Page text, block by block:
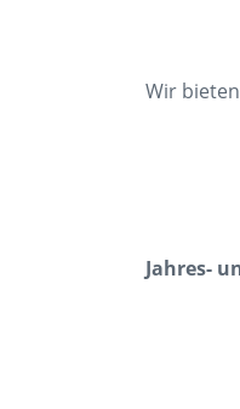
Wir
Jahres-